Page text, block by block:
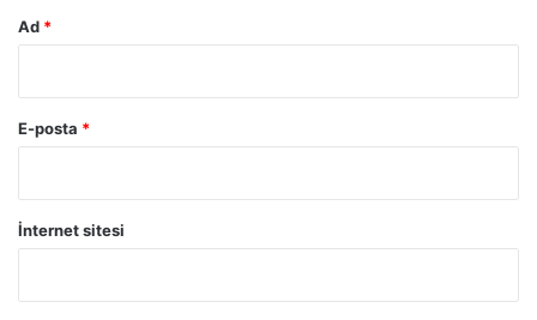
Ad *
E-posta *
İnternet sitesi